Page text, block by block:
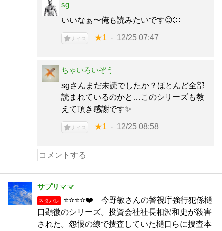
sg
いいなぁ〜俺も読みたいです😊👏
ナイス ★1 12/25 07:47
ちゃいろいぞう
sgさんまだ未読でしたか？ほとんど全部
読まれているのかと…このシリーズも教
えて頂き感謝です✨
ナイス ★1 12/25 08:58
サプリママ
ネタバレ
⭐⭐⭐⭐❤️ 今野敏さんの警視庁強行犯係樋
口顕微のシリーズ。投資会社社長相沢和史が殺害
された。怨恨の線で捜査していた樋口らに捜査本